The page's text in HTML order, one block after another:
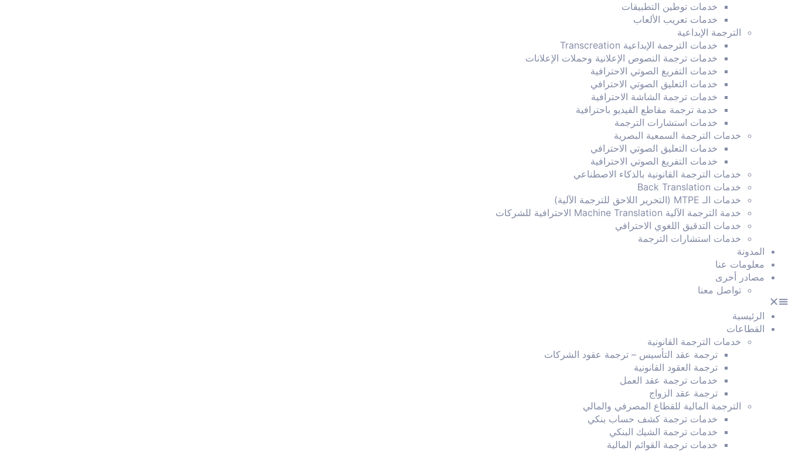
خدمات توطين التطبيقات
خدمات تعريب الألعاب
الترجمة الإبداعية
خدمات الترجمة الإبداعية Transcreation
خدمات ترجمة النصوص الإعلانية وحملات الإعلانات
خدمات التفريغ الصوتي الاحترافية
خدمات التعليق الصوتي الاحترافي
خدمات ترجمة الشاشة الاحترافية
خدمة ترجمة مقاطع الفيديو باحترافية
خدمات استشارات الترجمة
خدمات الترجمة السمعية البصرية
خدمات التعليق الصوتي الاحترافي
خدمات التفريغ الصوتي الاحترافية
خدمات الترجمة القانونية بالذكاء الاصطناعي
خدمات Back Translation
خدمات الـ MTPE (التحرير اللاحق للترجمة الآلية)
خدمة الترجمة الآلية Machine Translation الاحترافية للشركات
خدمات التدقيق اللغوي الاحترافي
خدمات استشارات الترجمة
المدونة
معلومات عنا
مصادر أخرى
تواصل معنا
الرئيسية
القطاعات
خدمات الترجمة القانونية
ترجمة عقد التأسيس – ترجمة عقود الشركات
ترجمة العقود القانونية
خدمات ترجمة عقد العمل
ترجمة عقد الزواج
الترجمة المالية للقطاع المصرفي والمالي
خدمات ترجمة كشف حساب بنكي
خدمات ترجمة الشيك البنكي
خدمات ترجمة القوائم المالية